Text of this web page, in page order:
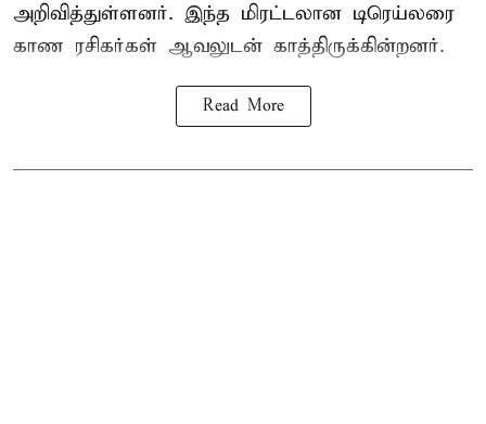
அறிவித்துள்ளனர். இந்த மிரட்டலான டிரெய்லரை
காண ரசிகர்கள் ஆவலுடன் காத்திருக்கின்றனர்.
Read More